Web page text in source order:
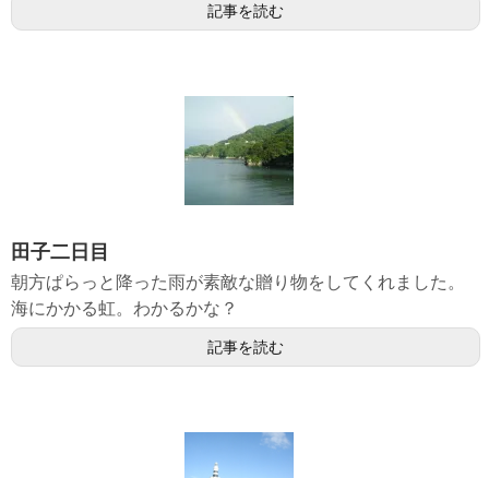
記事を読む
田子二日目
朝方ぱらっと降った雨が素敵な贈り物をしてくれました。
海にかかる虹。わかるかな？
記事を読む